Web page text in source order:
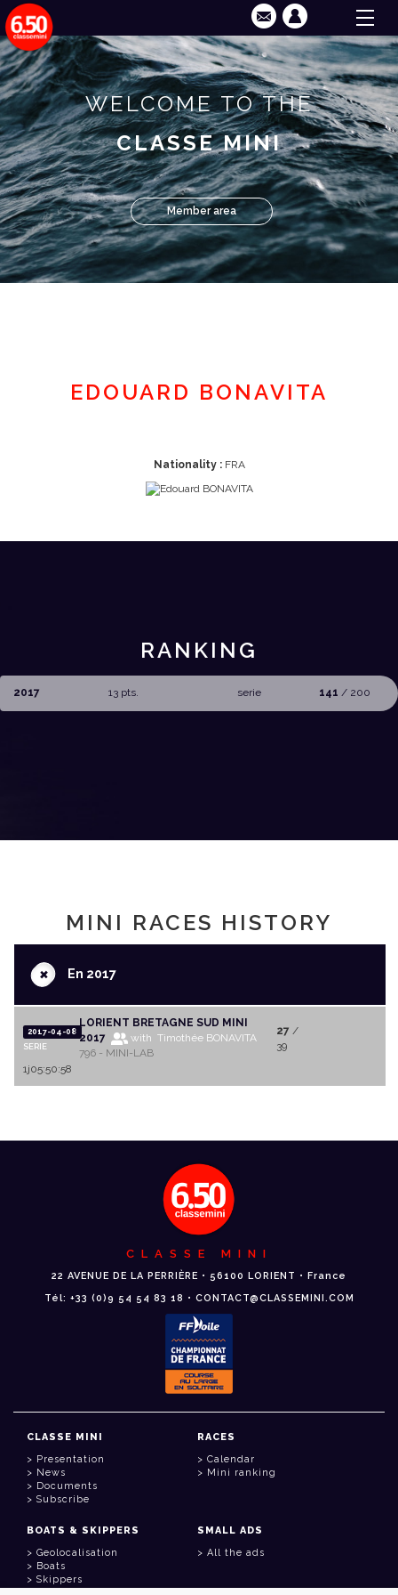
WELCOME TO THE
CLASSE MINI
Member area
EDOUARD BONAVITA
Nationality :FRA
RANKING
2017 13 pts. serie 141 / 200
MINI RACES HISTORY
+En 2017
2017-04-08
SERIE
LORIENT BRETAGNE SUD MINI
2017
with Timothée BONAVITA
796 - MINI-LAB
27 /
39
1j05:50:58
CLASSE MINI
22 AVENUE DE LA PERRIÈRE • 56100 LORIENT • France
Tél: +33 (0)9 54 54 83 18 • CONTACT@CLASSEMINI.COM
CLASSE MINI
Presentation
News
Documents
Subscribe
RACES
Calendar
Mini ranking
BOATS & SKIPPERS
Geolocalisation
Boats
Skippers
SMALL ADS
All the ads